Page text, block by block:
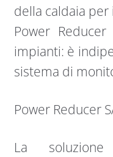
della caldaia per
Power
impianti: è
sistema di
Power Reducer
La